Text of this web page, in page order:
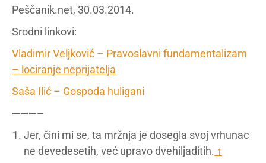
Peščanik.net, 30.03.2014.
Srodni linkovi:
Vladimir Veljković – Pravoslavni fundamentalizam
– lociranje neprijatelja
Saša Ilić – Gospoda huligani
———–
Jer, čini mi se, ta mržnja je dosegla svoj vrhunac
ne devedesetih, već upravo dvehiljaditih. ↑